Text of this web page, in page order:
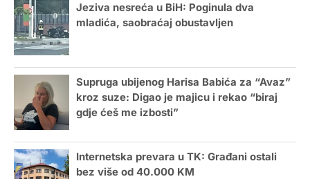
Jeziva nesreća u BiH: Poginula dva
mladića, saobraćaj obustavljen
Supruga ubijenog Harisa Babića za “Avaz”
kroz suze: Digao je majicu i rekao “biraj
gdje ćeš me izbosti”
Internetska prevara u TK: Građani ostali
bez više od 40.000 KM